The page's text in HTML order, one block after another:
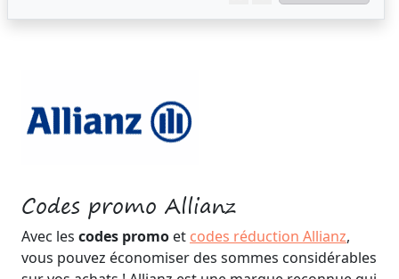
Codes promo Allianz
Avec les codes promo et codes réduction Allianz,
vous pouvez économiser des sommes considérables